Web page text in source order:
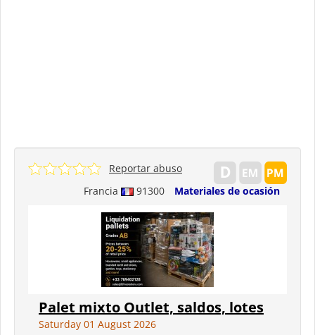
Francia 91300 Materiales de ocasión
Reportar abuso
Palet mixto Outlet, saldos, lotes
Saturday 01 August 2026